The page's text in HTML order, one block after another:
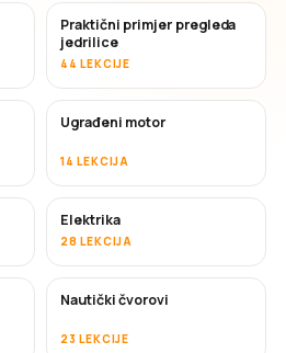
Praktični primjer pregleda
jedrilice
44 LEKCIJE
Ugrađeni motor
14 LEKCIJA
Elektrika
28 LEKCIJA
Nautički čvorovi
23 LEKCIJE